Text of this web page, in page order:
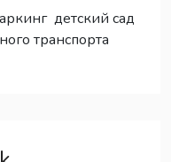
детский сад
транспорта